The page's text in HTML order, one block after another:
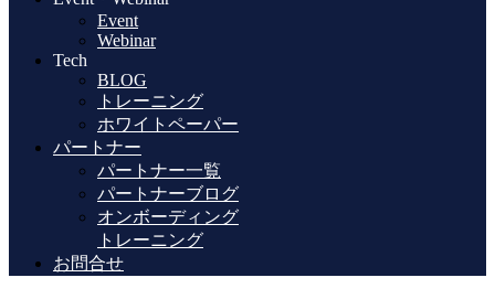
Event
Webinar
Tech
BLOG
トレーニング
ホワイトペーパー
パートナー
パートナー一覧
パートナーブログ
オンボーディング
トレーニング
お問合せ